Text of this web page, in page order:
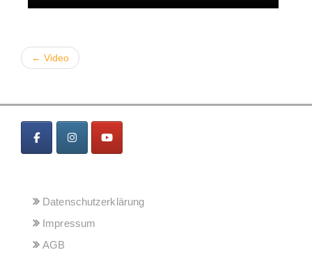
← Video
Datenschutzerklärung
Impressum
AGB